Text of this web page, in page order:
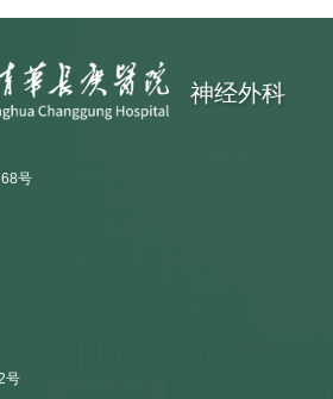
神经外科
号
号